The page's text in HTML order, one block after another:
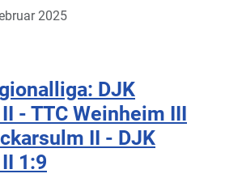
2025
DJK
- TTC Weinheim III
II - DJK
1:9